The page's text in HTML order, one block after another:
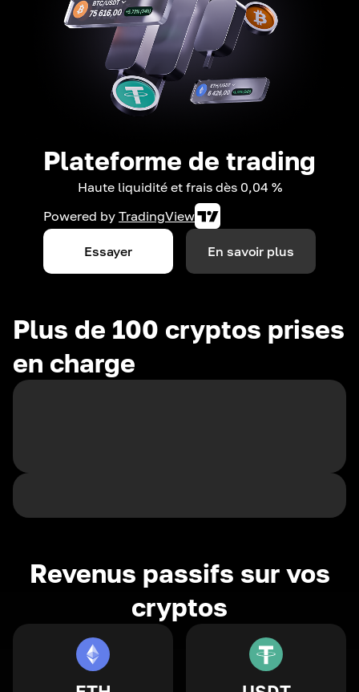
Plateforme de trading
Haute liquidité et frais dès 0,04 %
Powered by TradingView
Essayer En savoir plus
Plus de 100 cryptos prises
en charge
Revenus passifs sur vos
cryptos